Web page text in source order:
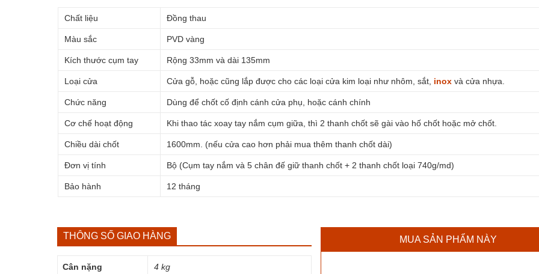
Chất liệu Đồng thau
Màu sắc PVD vàng
Kích thước cụm tay Rộng 33mm và dài 135mm
Loại cửa Cửa gỗ, hoặc cũng lắp được cho các loại cửa kim loại như nhôm, sắt, inoxvà cửa nhựa.
Chức năng Dùng để chốt cố định cánh cửa phụ, hoặc cánh chính
Cơ chế hoạt động Khi thao tác xoay tay nắm cụm giữa, thì 2 thanh chốt sẽ gài vào hố chốt hoặc mở chốt.
Chiều dài chốt 1600mm. (nếu cửa cao hơn phải mua thêm thanh chốt dài)
Đơn vị tính Bộ (Cụm tay nắm và 5 chân đế giữ thanh chốt + 2 thanh chốt loại 740g/md)
Bảo hành 12 tháng
THÔNG SỐ GIAO HÀNG
Cân nặng 4 kg
MUA SẢN PHẨM NÀY